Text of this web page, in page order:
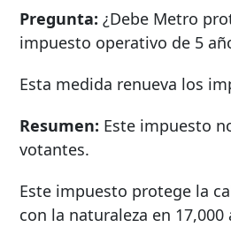
Pregunta: ¿Debe Metro
impuesto operativo de 5
Esta medida renueva los
Resumen: Este impuesto
votantes.
Este impuesto protege la
con la naturaleza en